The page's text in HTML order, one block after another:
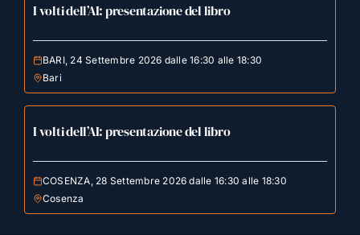
I volti dell’AI: presentazione del libro
BARI, 24 Settembre 2026 dalle 16:30 alle 18:30
Bari
I volti dell’AI: presentazione del libro
COSENZA, 28 Settembre 2026 dalle 16:30 alle 18:30
Cosenza